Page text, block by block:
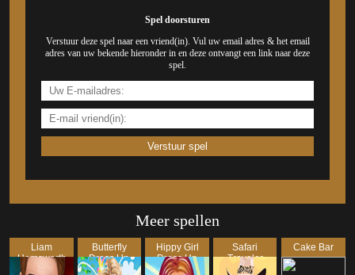
Spel doorsturen
Verstuur deze spel naar een vriend(in). Vul uw email adres & het email
adres van uw bekende hieronder in en deze ontvangt een link naar deze
spel.
Meer spellen
Liam
Hemsworth
Makeover
Butterfly
Dress Up
Hippy Girl
Dress Up
Safari
Traveler
Girl
Cake Bar